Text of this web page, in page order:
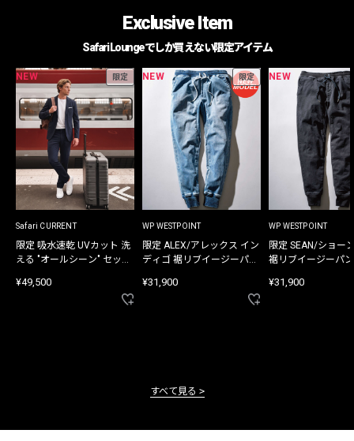
Exclusive Item
Safari Loungeでしか買えない限定アイテム
NEW 限定
Safari CURRENT
限定 吸水速乾 UVカット 洗
える "オールシーン" セット
¥49,500
NEW 限定
WP WESTPOINT
限定 ALEX/アレックス イン
ディゴ 裾リブイージーパン
¥31,900
NEW
WP WESTPOINT
限定 SEAN/ショー
裾リブイージーパ
¥31,900
すべて見る